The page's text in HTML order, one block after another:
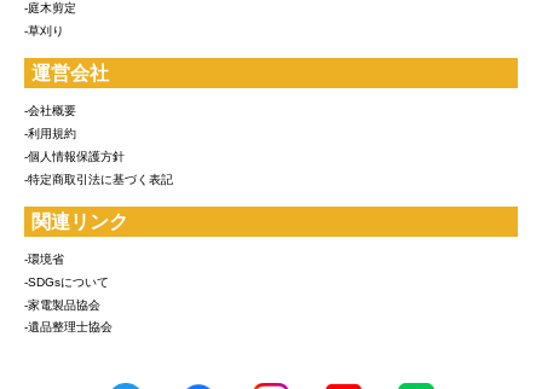
-庭木剪定
-草刈り
運営会社
-会社概要
-利用規約
-個人情報保護方針
-特定商取引法に基づく表記
関連リンク
-環境省
-SDGsについて
-家電製品協会
-遺品整理士協会